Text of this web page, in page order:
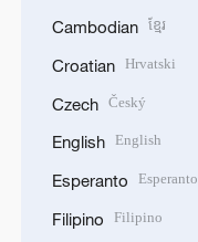
Cambodian ខ្មែរ
Croatian Hrvatski
Czech Český
English English
Esperanto Esperanto
Filipino Filipino